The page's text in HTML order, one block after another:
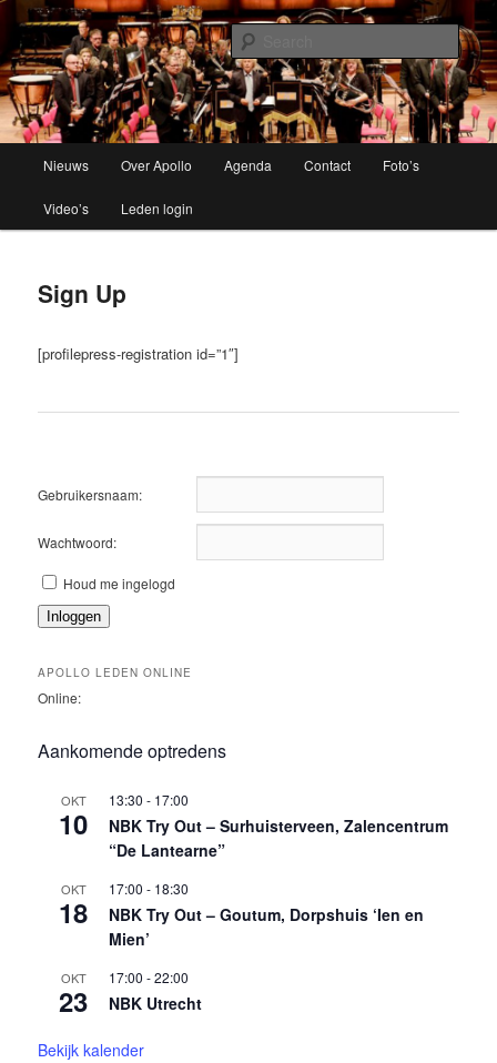
Apollo Grou
Brassband
Skip
to
content
Nieuws Over Apollo Agenda Contact Foto’s
Video’s Leden login
Sign Up
[profilepress-registration id=”1″]
Gebruikersnaam:
Wachtwoord:
Houd me ingelogd
Inloggen
APOLLO LEDEN ONLINE
Online:
Aankomende optredens
OKT
10
13:30 - 17:00
NBK Try Out – Surhuisterveen, Zalencentrum
“De Lantearne”
OKT
18
17:00 - 18:30
NBK Try Out – Goutum, Dorpshuis ‘Ien en
Mien’
OKT
23
17:00 -22:00
NBK Utrecht
Bekijk kalender